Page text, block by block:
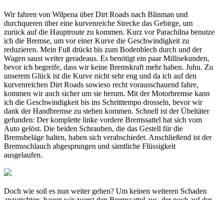
Wir fahren von Wilpena über Dirt Roads nach Blinman und
durchqueren über eine kurvenreiche Strecke das Gebirge, um
zurück auf die Hauptroute zu kommen. Kurz vor Parachilna benutze
ich die Bremse, um vor einer Kurve die Geschwindigkeit zu
reduzieren. Mein Fuß drückt bis zum Bodenblech durch und der
Wagen saust weiter geradeaus. Es benötigt ein paar Millisekunden,
bevor ich begreife, dass wir keine Bremskraft mehr haben. Juhu. Zu
unserem Glück ist die Kurve nicht sehr eng und da ich auf den
kurvenreichen Dirt Roads sowieso recht vorausschauend fahre,
kommen wir auch sicher um sie herum. Mit der Motorbremse kann
ich die Geschwindigkeit bis ins Schritttempo drosseln, bevor wir
dank der Handbremse zu stehen kommen. Schnell ist der Übeltäter
gefunden: Der komplette linke vordere Bremssattel hat sich vom
Auto gelöst. Die beiden Schrauben, die das Gestell für die
Bremsbeläge halten, haben sich verabschiedet. Anschließend ist der
Bremsschlauch abgesprungen und sämtliche Flüssigkeit
ausgelaufen.
Doch wie soll es nun weiter gehen? Um keinen weiteren Schaden